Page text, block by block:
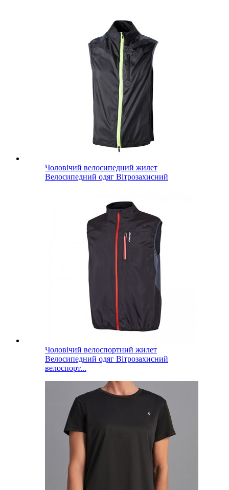
Чоловічий велосипедний жилет
Велосипедний одяг Вітрозахисний
Чоловічий велоспортний жилет
Велосипедний одяг Вітрозахисний
велоспорт...